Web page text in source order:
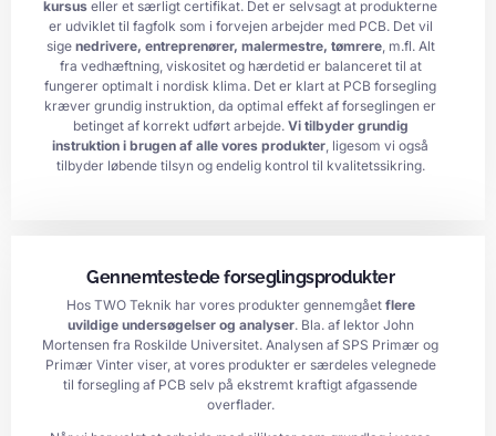
kursus eller et særligt certifikat. Det er selvsagt at produkterne
er udviklet til fagfolk som i forvejen arbejder med PCB. Det vil
sige nedrivere, entreprenører, malermestre, tømrere, m.fl. Alt
fra vedhæftning, viskositet og hærdetid er balanceret til at
fungerer optimalt i nordisk klima. Det er klart at PCB forsegling
kræver grundig instruktion, da optimal effekt af forseglingen er
betinget af korrekt udført arbejde. Vi tilbyder grundig
instruktion i brugen af alle vores produkter , ligesom vi også
tilbyder løbende tilsyn og endelig kontrol til kvalitetssikring.
Gennemtestede forseglingsprodukter
Hos TWO Teknik har vores produkter gennemgået flere
uvildige undersøgelser og analyser. Bla. af lektor John
Mortensen fra Roskilde Universitet. Analysen af SPS Primær og
Primær Vinter viser, at vores produkter er særdeles velegnede
til forsegling af PCB selv på ekstremt kraftigt afgassende
overflader.